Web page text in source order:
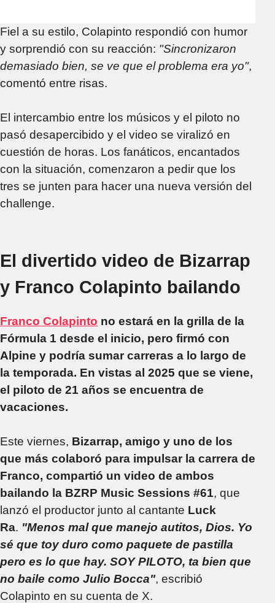
Fiel a su estilo, Colapinto respondió con humor
y sorprendió con su reacción: "Sincronizaron
demasiado bien, se ve que el problema era yo",
comentó entre risas.
El intercambio entre los músicos y el piloto no
pasó desapercibido y el video se viralizó en
cuestión de horas. Los fanáticos, encantados
con la situación, comenzaron a pedir que los
tres se junten para hacer una nueva versión del
challenge.
El divertido video de Bizarrap
y Franco Colapinto bailando
Franco Colapinto no estará en la grilla de la
Fórmula 1 desde el inicio, pero firmó con
Alpine y podría sumar carreras a lo largo de
la temporada. En vistas al 2025 que se viene,
el piloto de 21 años se encuentra de
vacaciones.
Este viernes, Bizarrap, amigo y uno de los
que más colaboró para impulsar la carrera de
Franco, compartió un video de ambos
bailando la BZRP Music Sessions #61, que
lanzó el productor junto al cantante Luck
Ra. "Menos mal que manejo autitos, Dios. Yo
sé que toy duro como paquete de pastilla
pero es lo que hay. SOY PILOTO, ta bien que
no baile como Julio Bocca", escribió
Colapinto en su cuenta de X.